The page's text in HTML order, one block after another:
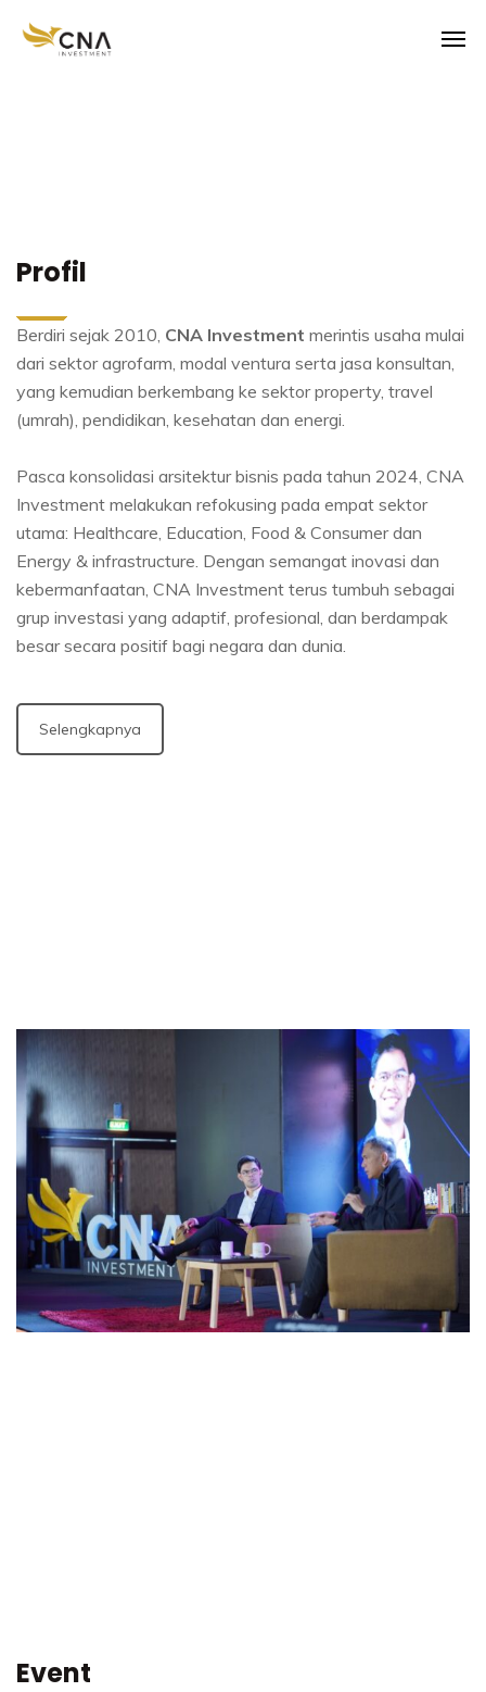
Profil
Berdiri sejak 2010, CNA Investment merintis usaha mulai
dari sektor agrofarm, modal ventura serta jasa konsultan,
yang kemudian berkembang ke sektor property, travel
(umrah), pendidikan, kesehatan dan energi.
Pasca konsolidasi arsitektur bisnis pada tahun 2024, CNA
Investment melakukan refokusing pada empat sektor
utama: Healthcare, Education, Food & Consumer dan
Energy & infrastructure. Dengan semangat inovasi dan
kebermanfaatan, CNA Investment terus tumbuh sebagai
grup investasi yang adaptif, profesional, dan berdampak
besar secara positif bagi negara dan dunia.
Selengkapnya
Event